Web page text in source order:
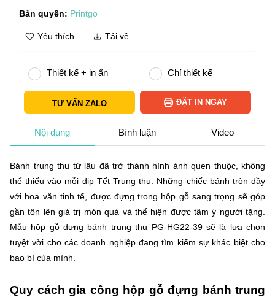
Bản quyền: Printgo
Yêu thích Tải về
Thiết kế + in ấn Chỉ thiết kế
TƯ VẤN ZALO ĐẶT IN NGAY
Nội dung Bình luận Video
Bánh trung thu từ lâu đã trở thành hình ảnh quen thuộc, không
thể thiếu vào mỗi dịp Tết Trung thu. Những chiếc bánh tròn đầy
với hoa văn tinh tế, được đựng trong hộp gỗ sang trọng sẽ góp
gần tôn lên giá trị món quà và thể hiện được tâm ý người tặng.
Mẫu hộp gỗ đựng bánh trung thu PG-HG22-39 sẽ là lựa chọn
tuyệt vời cho các doanh nghiệp đang tìm kiếm sự khác biệt cho
bao bì của mình.
Quy cách gia công hộp gỗ đựng bánh trung